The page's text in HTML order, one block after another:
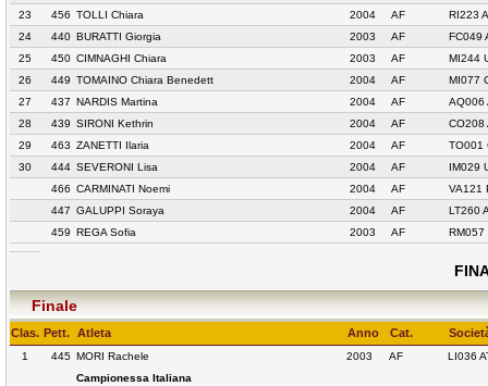
23
456 TOLLI Chiara 2004 AF
RI223
24
440 BURATTI Giorgia 2003 AF
FC049
25
450 CIMNAGHI Chiara 2003 AF
MI244
26
449 TOMAINO Chiara Benedett 2004 AF
MI077
27
437 NARDIS Martina 2004 AF
AQ006
28
439 SIRONI Kethrin 2004 AF
CO208
29
463 ZANETTI Ilaria 2004 AF
TO001
30
444 SEVERONI Lisa 2004 AF
IM029
466 CARMINATI Noemi 2004 AF
VA121
447 GALUPPI Soraya 2004 AF
LT260
459 REGA Sofia 2003 AF RM057
Finale
Clas. Pett. Atleta Anno Cat.
1 445 MORI Rachele 2003 AF
LI036
Campionessa Italiana